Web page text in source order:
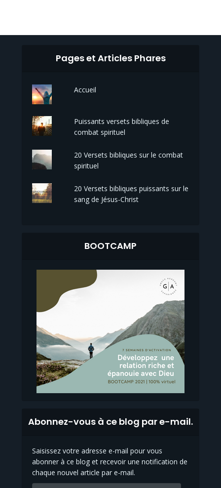
Pages et Articles Phares
Accueil
Puissants versets bibliques de
combat spirituel
20 Versets bibliques sur le combat
spirituel
20 Versets bibliques puissants sur le
sang de Jésus-Christ
BOOTCAMP
Abonnez-vous à ce blog par e-mail.
Saisissez votre adresse e-mail pour vous
abonner à ce blog et recevoir une notification de
chaque nouvel article par e-mail.